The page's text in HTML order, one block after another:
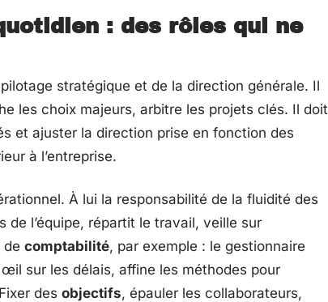
: des rôles qui ne
stratégique et de la direction générale. Il
les choix majeurs, arbitre les projets clés. Il doit
et ajuster la direction prise en fonction des
à l’entreprise.
À lui la responsabilité de la fluidité des
l’équipe, répartit le travail, veille sur
de comptabilité, par exemple : le gestionnaire
sur les délais, affine les méthodes pour
des objectifs, épauler les collaborateurs,